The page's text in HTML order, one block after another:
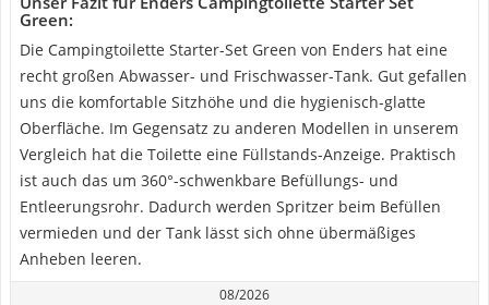
Green:
Die Campingtoilette Starter-Set Green von Enders hat eine
recht großen Abwasser- und Frischwasser-Tank. Gut gefallen
uns die komfortable Sitzhöhe und die hygienisch-glatte
Oberfläche. Im Gegensatz zu anderen Modellen in unserem
Vergleich hat die Toilette eine Füllstands-Anzeige. Praktisch
ist auch das um 360°-schwenkbare Befüllungs- und
Entleerungsrohr. Dadurch werden Spritzer beim Befüllen
vermieden und der Tank lässt sich ohne übermäßiges
Anheben leeren.
08/2026